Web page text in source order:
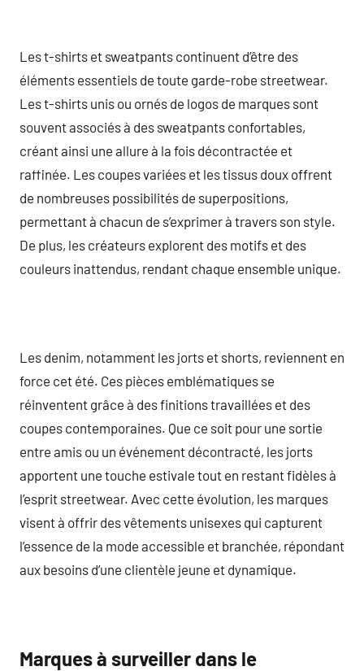
Les t-shirts et sweatpants continuent d’être des
éléments essentiels de toute garde-robe streetwear.
Les t-shirts unis ou ornés de logos de marques sont
souvent associés à des sweatpants confortables,
créant ainsi une allure à la fois décontractée et
raffinée. Les coupes variées et les tissus doux offrent
de nombreuses possibilités de superpositions,
permettant à chacun de s’exprimer à travers son style.
De plus, les créateurs explorent des motifs et des
couleurs inattendus, rendant chaque ensemble unique.
Les denim, notamment les jorts et shorts, reviennent en
force cet été. Ces pièces emblématiques se
réinventent grâce à des finitions travaillées et des
coupes contemporaines. Que ce soit pour une sortie
entre amis ou un événement décontracté, les jorts
apportent une touche estivale tout en restant fidèles à
l’esprit streetwear. Avec cette évolution, les marques
visent à offrir des vêtements unisexes qui capturent
l’essence de la mode accessible et branchée, répondant
aux besoins d’une clientèle jeune et dynamique.
Marques à surveiller dans le